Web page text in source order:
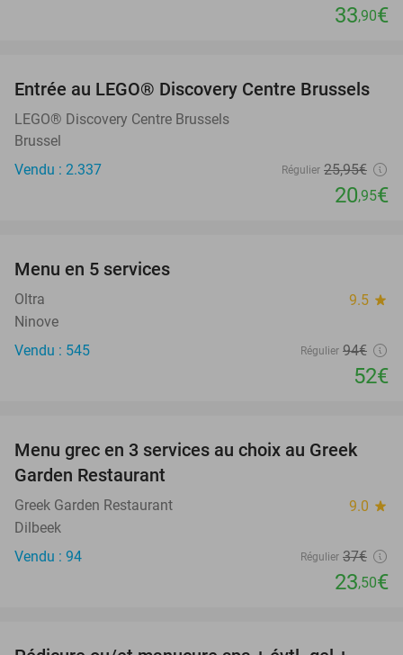
33,90€
19%
Entrée au LEGO® Discovery Centre Brussels
LEGO® Discovery Centre Brussels
Brussel
Vendu : 2.337
Régulier 25,95€
20,95€
Menu en 5 services
Oltra 9.5 star
Ninove
Vendu : 545
Régulier 94€
52€
36%
Menu grec en 3 services au choix au Greek
Garden Restaurant
Greek Garden Restaurant 9.0 star
Dilbeek
Vendu : 94
Régulier 37€
23,50€